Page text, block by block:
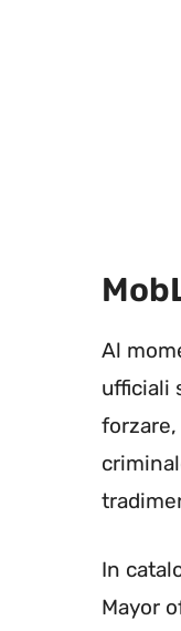
Al
ufficiali
forzare,
In
Mayor